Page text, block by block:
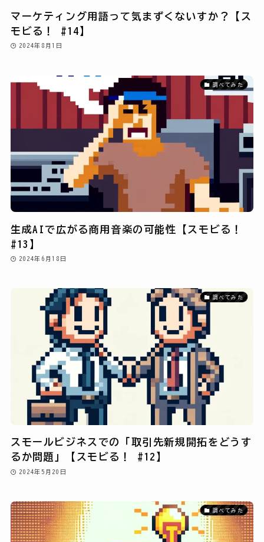
マーケティング用語って気まずくないすか？【ス
モビる！ #14】
2024年8月1日
調べてみた
生成AIで広がる商用音楽の可能性【スモビる！
#13】
2024年6月18日
調べてみた
スモールビジネスでの「取引先新規開拓をどうす
るか問題」【スモビる！ #12】
2024年5月20日
調べてみた